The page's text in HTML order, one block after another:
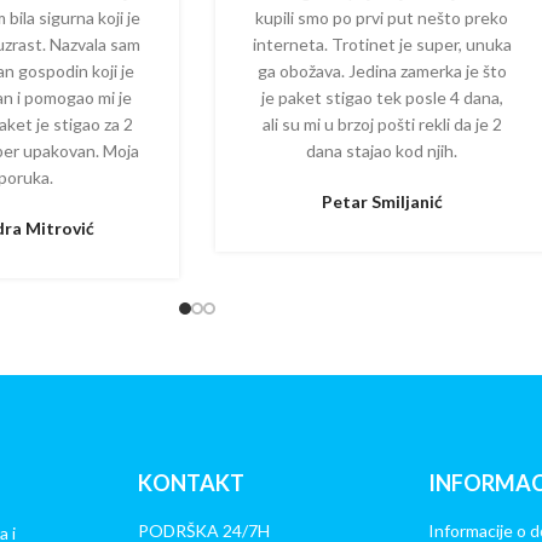
bila sigurna koji je
Nazvala sam
gospodin koji je
i pomogao mi je
je stigao za 2
upakovan. Moja
Mitrović
kupili smo po prvi put nešto preko
interneta. Trotinet je super, unuka
ga obožava. Jedina zamerka je što
je paket stigao tek posle 4 dana,
ali su mi u brzoj pošti rekli da je 2
dana stajao kod njih.
Petar Smiljanić
i
KONTAKT
PODRŠKA 24/7H Informacije o